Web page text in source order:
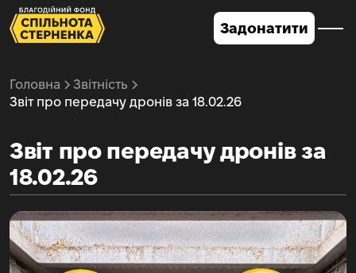
Задонатити
Головна
Звітність
Звіт про передачу дронів за 18.02.26
Звіт про передачу дронів за
18.02.26